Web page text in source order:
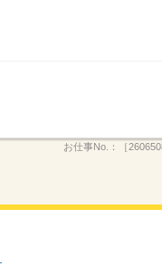
お仕事No.： ［